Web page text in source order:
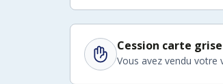
Cession carte grise
Vous avez vendu votre